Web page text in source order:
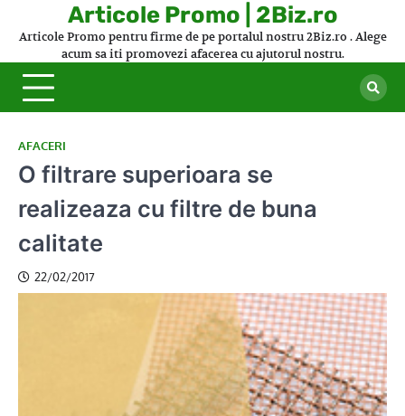
Articole Promo | 2Biz.ro
Articole Promo pentru firme de pe portalul nostru 2Biz.ro . Alege
acum sa iti promovezi afacerea cu ajutorul nostru.
AFACERI
O filtrare superioara se
realizeaza cu filtre de buna
calitate
22/02/2017